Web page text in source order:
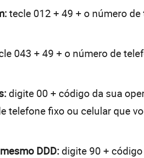
tecle 012 + 49 + o número
043 + 49 + o número de
digite 00 + código da sua
telefone fixo ou celular que
DDD: digite 90 +